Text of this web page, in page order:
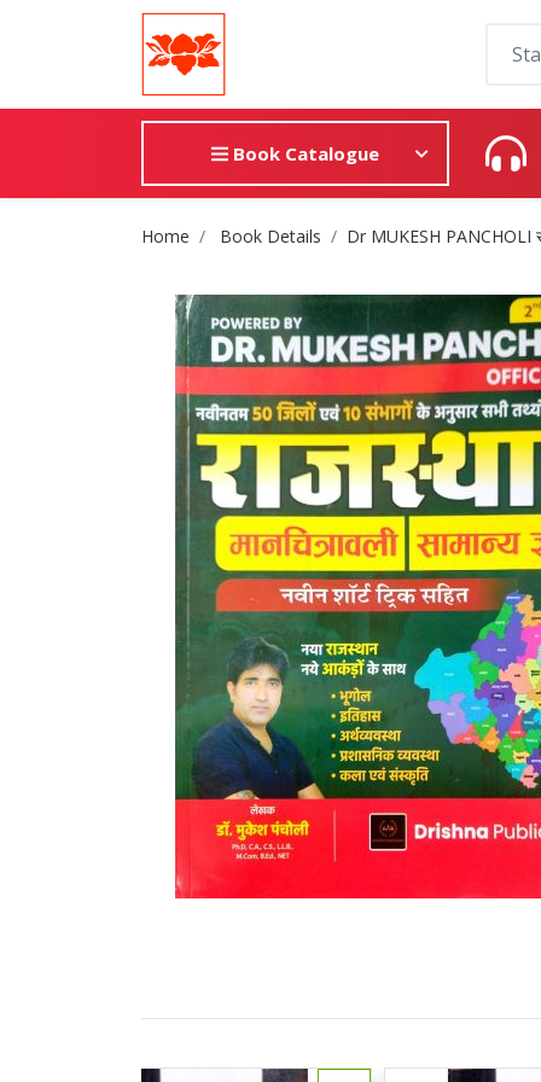
Book Catalogue
Site Breadcrumb
Home Book Details Dr MUKESH PANCHOLI